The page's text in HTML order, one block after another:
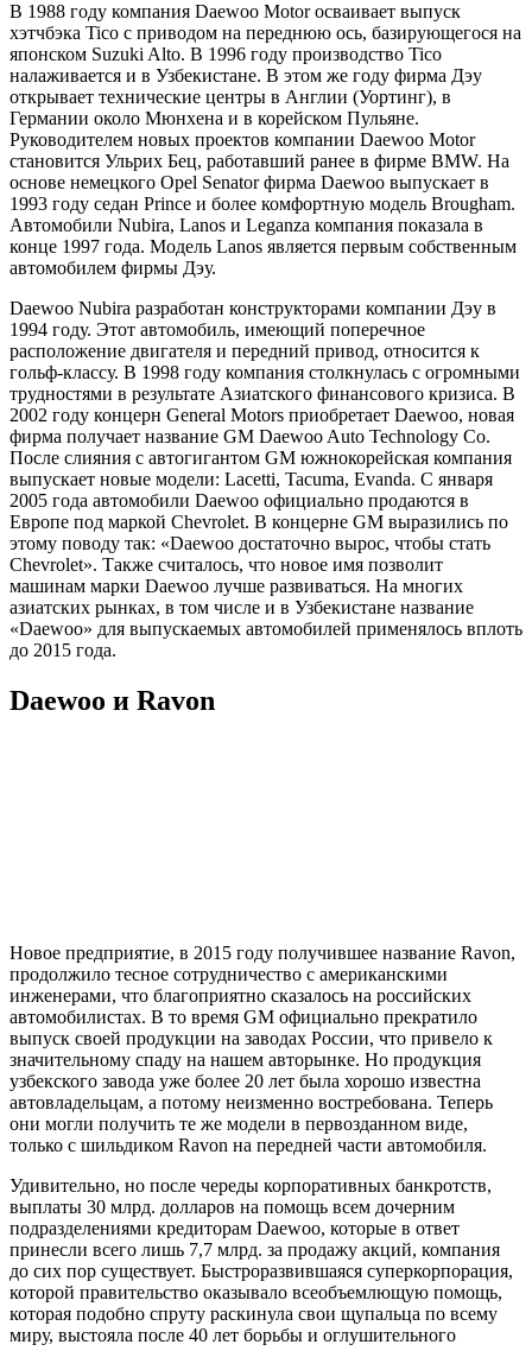
В 1988 году компания Daewoo Motor осваивает выпуск
хэтчбэка Tico с приводом на переднюю ось, базирующегося на
японском Suzuki Alto. В 1996 году производство Tico
налаживается и в Узбекистане. В этом же году фирма Дэу
открывает технические центры в Англии (Уортинг), в
Германии около Мюнхена и в корейском Пульяне.
Руководителем новых проектов компании Daewoo Motor
становится Ульрих Бец, работавший ранее в фирме BMW. На
основе немецкого Opel Senator фирма Daewoo выпускает в
1993 году седан Prince и более комфортную модель Brougham.
Автомобили Nubira, Lanos и Leganza компания показала в
конце 1997 года. Модель Lanos является первым собственным
автомобилем фирмы Дэу.
Daewoo Nubira разработан конструкторами компании Дэу в
1994 году. Этот автомобиль, имеющий поперечное
расположение двигателя и передний привод, относится к
гольф-классу. В 1998 году компания столкнулась с огромными
трудностями в результате Азиатского финансового кризиса. В
2002 году концерн General Motors приобретает Daewoo, новая
фирма получает название GM Daewoo Auto Technology Co.
После слияния с автогигантом GM южнокорейская компания
выпускает новые модели: Lacetti, Tacuma, Evanda. С января
2005 года автомобили Daewoo официально продаются в
Европе под маркой Chevrolet. В концерне GM выразились по
этому поводу так: «Daewoo достаточно вырос, чтобы стать
Chevrolet». Также считалось, что новое имя позволит
машинам марки Daewoo лучше развиваться. На многих
азиатских рынках, в том числе и в Узбекистане название
«Daewoo» для выпускаемых автомобилей применялось вплоть
до 2015 года.
Daewoo и Ravon
Новое предприятие, в 2015 году получившее название Ravon,
продолжило тесное сотрудничество с американскими
инженерами, что благоприятно сказалось на российских
автомобилистах. В то время GM официально прекратило
выпуск своей продукции на заводах России, что привело к
значительному спаду на нашем авторынке. Но продукция
узбекского завода уже более 20 лет была хорошо известна
автовладельцам, а потому неизменно востребована. Теперь
они могли получить те же модели в первозданном виде,
только с шильдиком Ravon на передней части автомобиля.
Удивительно, но после череды корпоративных банкротств,
выплаты 30 млрд. долларов на помощь всем дочерним
подразделениями кредиторам Daewoo, которые в ответ
принесли всего лишь 7,7 млрд. за продажу акций, компания
до сих пор существует. Быстроразвившаяся суперкорпорация,
которой правительство оказывало всеобъемлющую помощь,
которая подобно спруту раскинула свои щупальца по всему
миру, выстояла после 40 лет борьбы и оглушительного